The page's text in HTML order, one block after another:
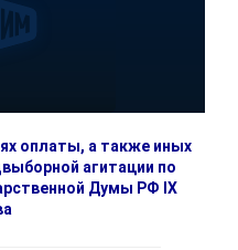
оплаты, а также иных
агитации по
Думы РФ IX